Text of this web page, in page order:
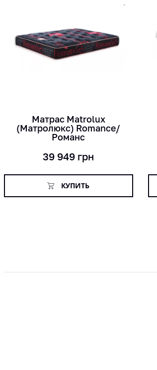
Матрас Matrolux
(Матролюкс) Romance/
Романс
39 949 грн
КУПИТЬ